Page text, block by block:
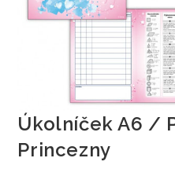
Úkolníček A6 /
Princezny